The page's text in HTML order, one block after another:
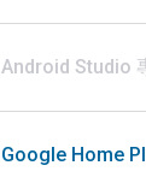
Android Studio
Google Home